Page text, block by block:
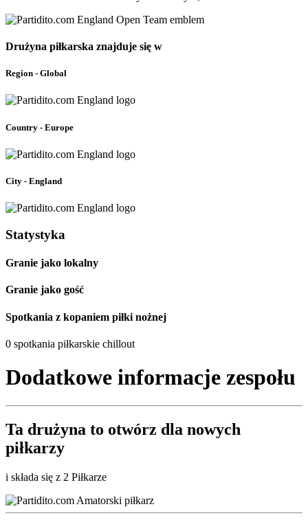
Drużyna piłkarska znajduje się w
Region - Global
Country - Europe
City - England
Statystyka
Granie jako lokalny
Granie jako gość
Spotkania z kopaniem piłki nożnej
0 spotkania piłkarskie chillout
Dodatkowe informacje zespołu
Ta drużyna to otwórz dla nowych
piłkarzy
i składa się z 2 Piłkarze